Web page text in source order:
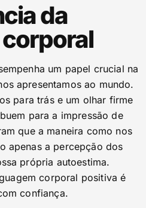
da
um papel crucial na
apresentamos ao mundo.
para trás e um olhar firme
para a impressão de
que a maneira como nos
apenas a percepção dos
própria autoestima.
corporal positiva é
confiança.